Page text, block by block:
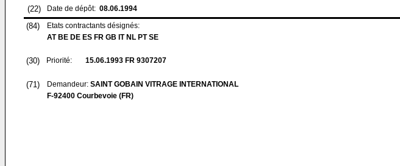
(22) Date de dépôt: 08.06.1994
(84)
Etats contractants désignés:
AT BE DE ES FR GB IT NL PT SE
(30) Priorité: 15.06.1993 FR 9307207
(71) Demandeur: SAINT GOBAIN VITRAGE INTERNATIONAL
F-92400 Courbevoie (FR)